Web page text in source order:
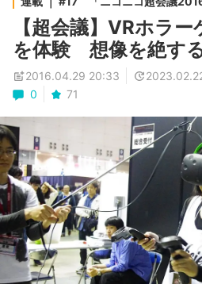
【超会議】VRホラ
を体験 想像を絶す
2016.04.29 20:33
0
71